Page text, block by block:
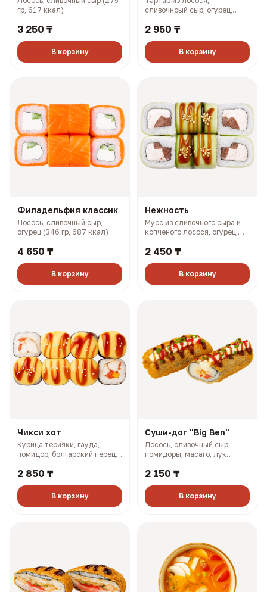
гр, 617 ккал)
3 250 ₸
В корзину
сливочноый сыр, огурец,
ккал)
2 950 ₸
В корзину
Филадельфия классик
Лосось, сливочный сыр,
огурец (346 гр, 687 ккал)
4 650 ₸
В корзину
Нежность
Мусс из сливочного сыра и
копченого лосося, огурец,
376 ккал)
2 450 ₸
В корзину
Чикси хот
Курица терияки, гауда,
помидор, болгарский перец,
гр, 660 ккал)
2 850 ₸
В корзину
Суши-дог "Big Ben"
Лосось, сливочный сыр,
помидоры, масаго, лук
гр, 773 ккал)
2 150 ₸
В корзину